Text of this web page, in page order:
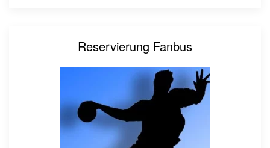
Reservierung Fanbus